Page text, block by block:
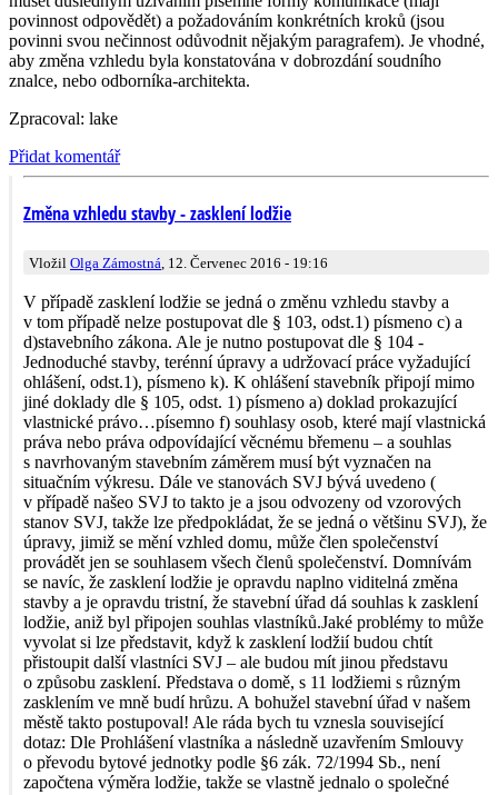
povinnost odpovědět) a požadováním konkrétních kroků (jsou
povinni svou nečinnost odůvodnit nějakým paragrafem). Je vhodné,
aby změna vzhledu byla konstatována v dobrozdání soudního
znalce, nebo odborníka-architekta.
Zpracoval: lake
Přidat komentář
Změna vzhledu stavby - zasklení lodžie
Vložil Olga Zámostná , 12. Červenec 2016 - 19:16
V případě zasklení lodžie se jedná o změnu vzhledu stavby a
v tom případě nelze postupovat dle § 103, odst.1) písmeno c) a
d)stavebního zákona. Ale je nutno postupovat dle § 104 -
Jednoduché stavby, terénní úpravy a udržovací práce vyžadující
ohlášení, odst.1), písmeno k). K ohlášení stavebník připojí mimo
jiné doklady dle § 105, odst. 1) písmeno a) doklad prokazující
vlastnické právo…písemno f) souhlasy osob, které mají vlastnická
práva nebo práva odpovídající věcnému břemenu – a souhlas
s navrhovaným stavebním záměrem musí být vyznačen na
situačním výkresu. Dále ve stanovách SVJ bývá uvedeno (
v případě našeo SVJ to takto je a jsou odvozeny od vzorových
stanov SVJ, takže lze předpokládat, že se jedná o většinu SVJ), že
úpravy, jimiž se mění vzhled domu, může člen společenství
provádět jen se souhlasem všech členů společenství. Domnívám
se navíc, že zasklení lodžie je opravdu naplno viditelná změna
stavby a je opravdu tristní, že stavební úřad dá souhlas k zasklení
lodžie, aniž byl připojen souhlas vlastníků.Jaké problémy to může
vyvolat si lze představit, když k zasklení lodžií budou chtít
přistoupit další vlastníci SVJ – ale budou mít jinou představu
o způsobu zasklení. Představa o domě, s 11 lodžiemi s různým
zasklením ve mně budí hrůzu. A bohužel stavební úřad v našem
městě takto postupoval! Ale ráda bych tu vznesla související
dotaz: Dle Prohlášení vlastníka a následně uzavřením Smlouvy
o převodu bytové jednotky podle §6 zák. 72/1994 Sb., není
započtena výměra lodžie, takže se vlastně jednalo o společné